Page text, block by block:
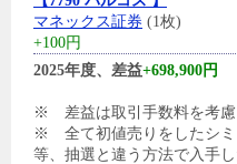
マネックス証券 (1枚)
+100円
2025年度、差益+698,900円
※ 差益は取引手数料を考慮
※ 全て初値売りをしたシミ
等、抽選と違う方法で入手